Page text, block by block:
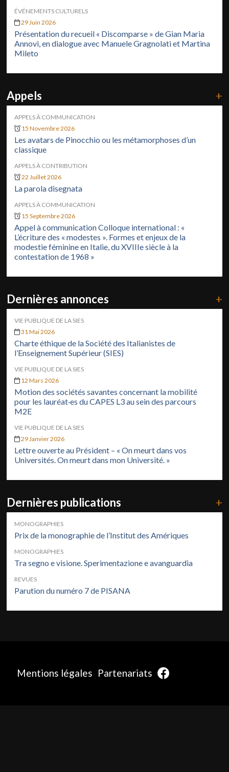
ÉVÉNEMENTS CULTURELS
29 Juin 2026
Présentation du recueil « Discomparse » de Gian Maria
Annovi, en dialogue avec Manuele Gragnolati et Martina
Mileto
Appels +
APPELS À COMMUNICATION
15 Novembre 2026
Les avatars de Pinocchio ou les métamorphoses d’un
classique
APPELS À CONTRIBUTION
22 Juillet 2026
La parola disegnata
APPELS À COMMUNICATION
15 Septembre 2026
Appel à communication Colloque international : «
L’écriture des « modestes ». Formes et enjeux de la
modestie féminine en Italie, du XVIIIe siècle à la
contestation de 1968 »
Dernières annonces +
VIE PUBLIQUE DE LA SIES
31 Mai 2026
Charte éthique de la Société des Italianistes de
l’Enseignement Supérieur (SIES)
VIE PUBLIQUE DE LA SIES
12 Mars 2026
Motion des sociétés savantes concernant la mobilité
pour les lauréat·es du CAPES L3 au sein des parcours
M2E
VIE PUBLIQUE DE LA SIES
29 Janvier 2026
Lettre ouverte au Président – « On meurt dans vos
Universités. On meurt dans mon Université. »
Dernières publications +
MONOGRAPHIES
Prix de la monographie de l’Institut des Amériques
MONOGRAPHIES
Tra segno e visione. Sperimentazione e avanguardia
REVUES
Parution du numéro 7 de PISANA
Mentions légales Partenariats